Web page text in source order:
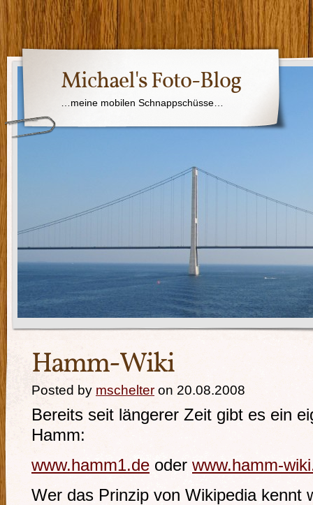
Michael's Foto-Blog
…meine mobilen Schnappschüsse…
Hamm-Wiki
Posted by mschelter on 20.08.2008
Bereits seit längerer Zeit gibt es ein
Hamm:
www.hamm1.de oder www.hamm-
Wer das Prinzip von Wikipedia kennt